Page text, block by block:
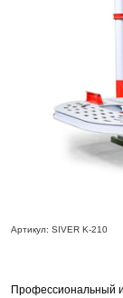
Артикул: SIVER K-210
Профессиональный